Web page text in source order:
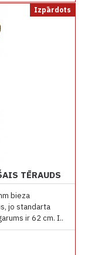
Izpārdots
TĒRAUDS
bieza
jo standarta
ir 62 cm. I..